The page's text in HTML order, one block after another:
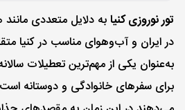
تور نوروزی کنیابه دلایل متعددی
در ایران و آب‌وهوای مناسب در کنیا
به‌عنوان یکی از مهم‌ترین تعطیلات
برای سفرهای خانوادگی و دوستانه